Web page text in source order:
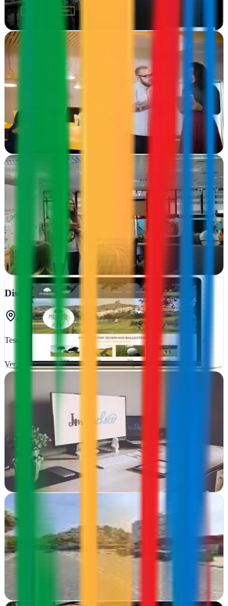
Ver ficha
CirugíaWeb |Agencia de Marketing Digital |Diseño
Calafell, Tarragona
Desde Calafell, crean sitios web y estrategias digitales que
transforman consultorios en referentes online.
Ver ficha
Dayvo
En León, Dayvo crea experiencias digitales completas: desde sitios
web cautivadores hasta estrategias de marketing que generan
resultados reales
Ver ficha completa
Diseño Páginas Web Guadalajara | Tesumass
Guadalajara
Tesumass crea sitios web y estrategias digitales en Guadalajara.
Ver fichacompleta
Ciudad Real
En Ciudad Real, Diseño Web JmPacheco potencia tu presencia
online con soluciones integrales: e-commerce, hosting confiable,
diseño gráfico y estrategias de…
Ver ficha completa
Diseño Web Valencia
Valencia
En Valencia crean webs que venden. Diseño, estrategia digital y
marketing integrados para que tu negocio crezca online
Ver ficha